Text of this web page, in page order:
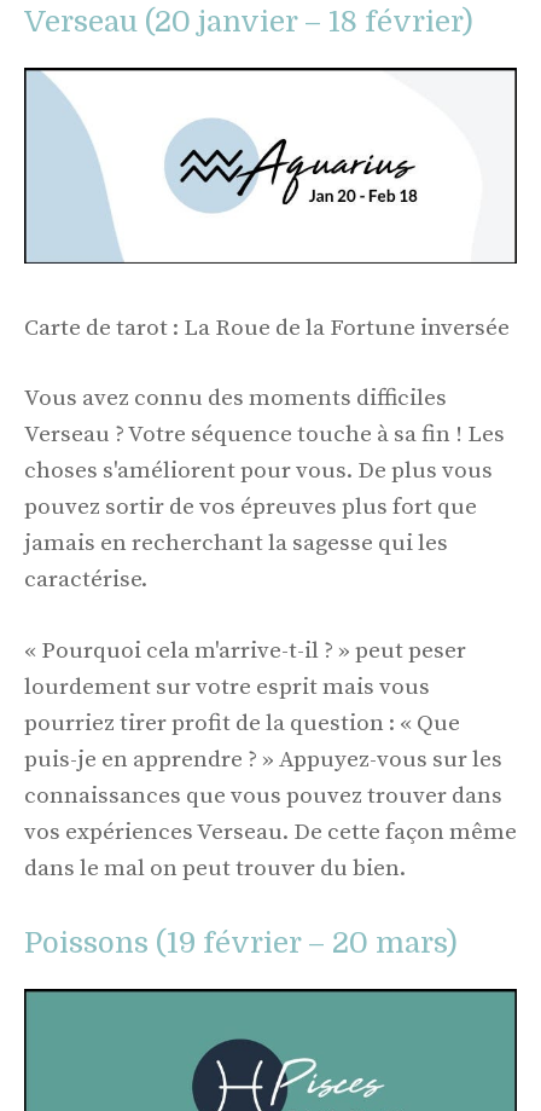
Verseau (20 janvier – 18 février)
Carte de tarot : La Roue de la Fortune inversée
Vous avez connu des moments difficiles
Verseau ? Votre séquence touche à sa fin ! Les
choses s'améliorent pour vous. De plus vous
pouvez sortir de vos épreuves plus fort que
jamais en recherchant la sagesse qui les
caractérise.
« Pourquoi cela m'arrive-t-il ? » peut peser
lourdement sur votre esprit mais vous
pourriez tirer profit de la question : « Que
puis-je en apprendre ? » Appuyez-vous sur les
connaissances que vous pouvez trouver dans
vos expériences Verseau. De cette façon même
dans le mal on peut trouver du bien.
Poissons (19 février – 20 mars)